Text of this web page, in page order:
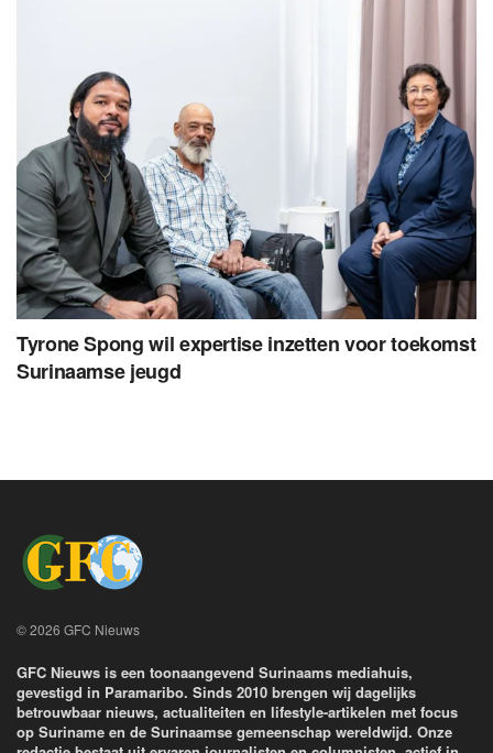
Tyrone Spong wil expertise inzetten voor toekomst
Surinaamse jeugd
© 2026 GFC Nieuws
GFC Nieuws is een toonaangevend Surinaams mediahuis,
gevestigd in Paramaribo. Sinds 2010 brengen wij dagelijks
betrouwbaar nieuws, actualiteiten en lifestyle-artikelen met focus
op Suriname en de Surinaamse gemeenschap wereldwijd. Onze